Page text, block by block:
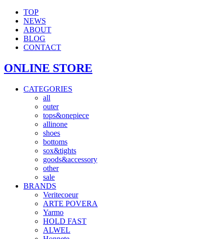
TOP
NEWS
ABOUT
BLOG
CONTACT
ONLINE STORE
CATEGORIES
all
outer
tops&onepiece
allinone
shoes
bottoms
sox&tights
goods&accessory
other
sale
BRANDS
Veritecoeur
ARTE POVERA
Yarmo
HOLD FAST
ALWEL